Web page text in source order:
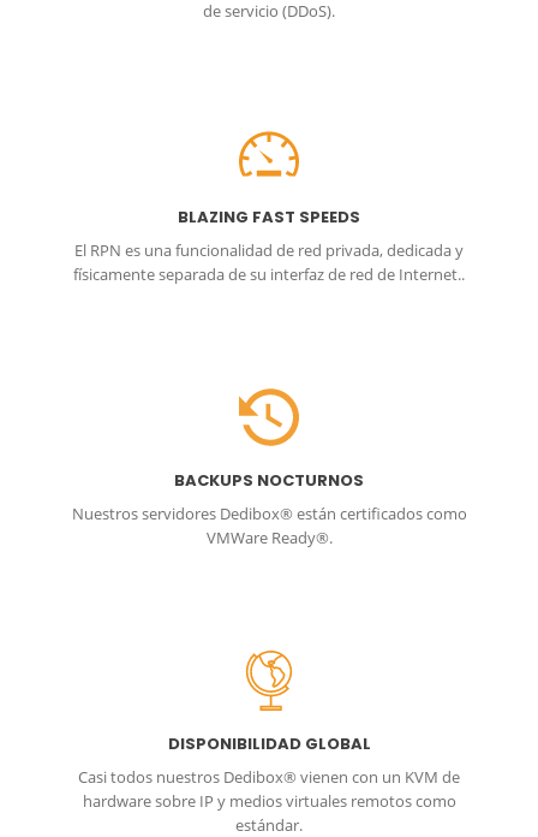
de servicio (DDoS).
BLAZING FAST SPEEDS
El RPN es una funcionalidad de red privada, dedicada y
físicamente separada de su interfaz de red de Internet..
BACKUPS NOCTURNOS
Nuestros servidores Dedibox® están certificados como
VMWare Ready®.
DISPONIBILIDAD GLOBAL
Casi todos nuestros Dedibox® vienen con un KVM de
hardware sobre IP y medios virtuales remotos como
estándar.